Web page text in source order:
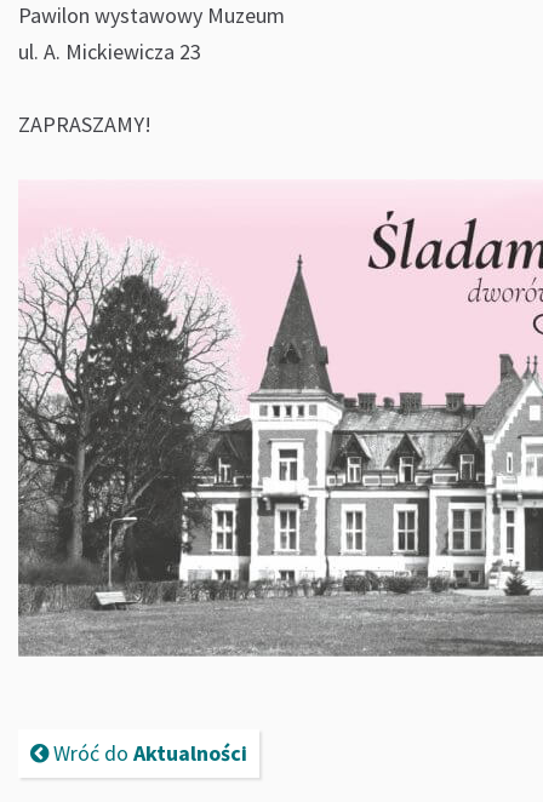
Pawilon wystawowy Muzeum
ul. A. Mickiewicza 23
ZAPRASZAMY!
Wróć do Aktualności